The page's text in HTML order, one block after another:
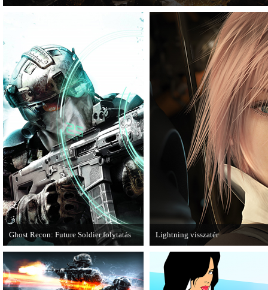
A PC Guru utánajárt, miért kerülnek olyan sokba a AAA-kategóriás
Ghost Recon: Future Soldier folytatás
Több jel is utal arra, hogy készülőben
van a Ghost Recon: Future Soldier
következő epizódja.
Lightning visszatér
Megjött a Lightning Returns: